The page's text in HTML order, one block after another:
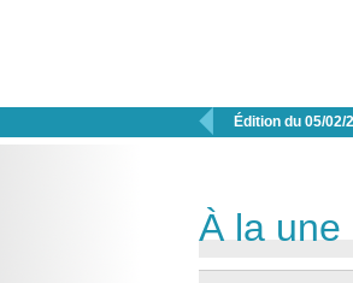
 Édition du 05/02/
À la une